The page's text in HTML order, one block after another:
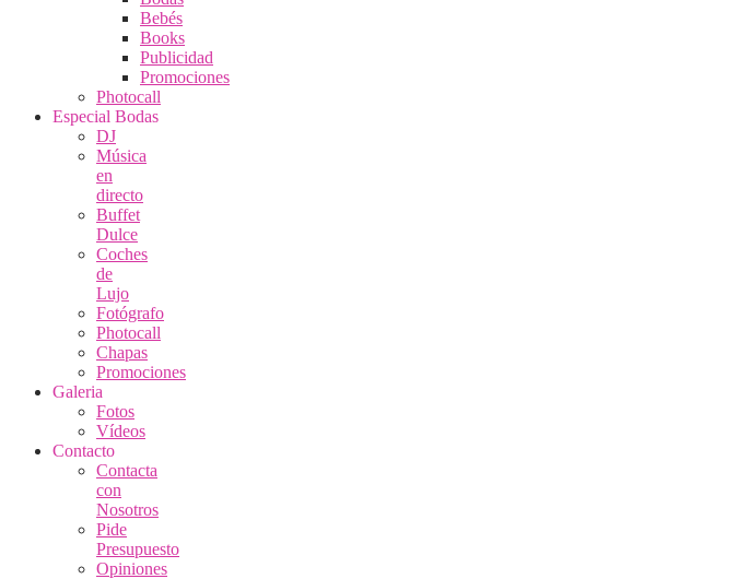
Bebés
Books
Publicidad
Promociones
Photocall
Especial Bodas
DJ
Música
en
directo
Buffet
Dulce
Coches
de
Lujo
Fotógrafo
Photocall
Chapas
Promociones
Galeria
Fotos
Vídeos
Contacto
Contacta
con
Nosotros
Pide
Presupuesto
Opiniones